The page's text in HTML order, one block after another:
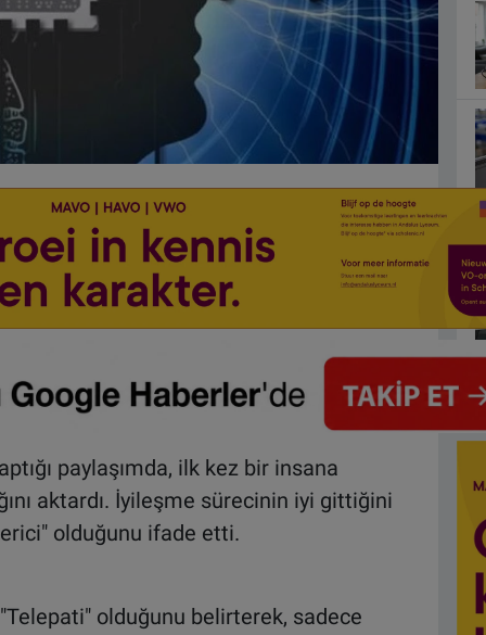
paylaşımda, ilk kez bir insana
aktardı. İyileşme sürecinin iyi gittiğini
olduğunu ifade etti.
olduğunu belirterek, sadece